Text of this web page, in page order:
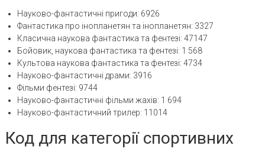
Науково-фантастичні пригоди: 6926
Фантастика про інопланетян та інопланетян: 3327
Класична наукова фантастика та фентезі: 47147
Бойовик, наукова фантастика та фентезі: 1 568
Культова наукова фантастика та фентезі: 4734
Науково-фантастичні драми: 3916
Фільми фентезі: 9744
Науково-фантастичні фільми жахів: 1 694
Науково-фантастичний трилер: 11014
Код для категорії спортивних